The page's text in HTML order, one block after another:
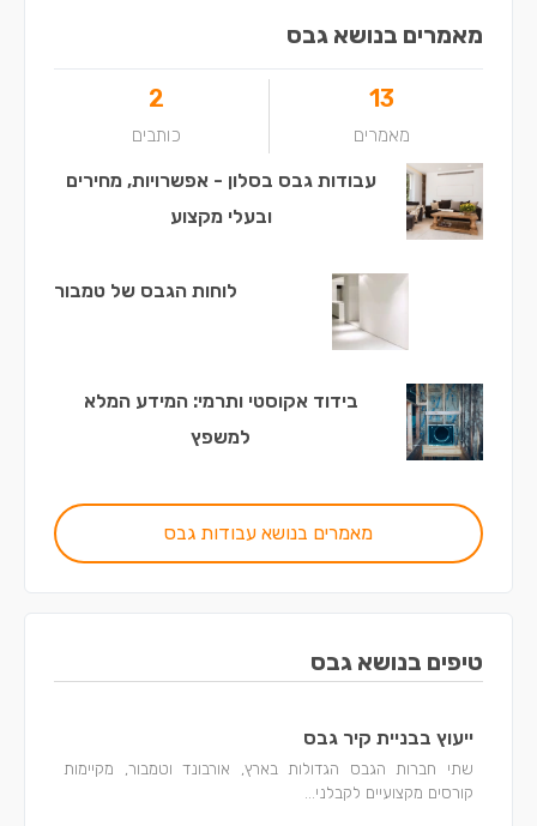
מאמרים בנושא גבס
13
מאמרים
2
כותבים
עבודות גבס בסלון - אפשרויות, מחירים
ובעלי מקצוע
לוחות הגבס של טמבור
בידוד אקוסטי ותרמי: המידע המלא
למשפץ
מאמרים בנושא עבודות גבס
טיפים בנושא גבס
ייעוץ בבניית קיר גבס
שתי חברות הגבס הגדולות בארץ, אורבונד וטמבור, מקיימות
קורסים מקצועיים לקבלני...